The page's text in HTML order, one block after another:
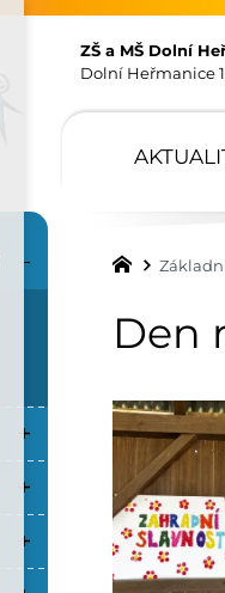
ZŠ a MŠ Dolní
Dolní Heřmanice
Den